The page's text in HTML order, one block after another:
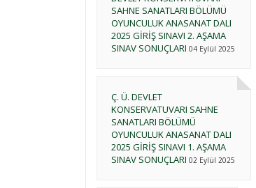
SAHNE SANATLARI BÖLÜMÜ
OYUNCULUK ANASANAT DALI
2025 GİRİŞ SINAVI 2. AŞAMA
SINAV SONUÇLARI 04 Eylül 2025
Ç. Ü. DEVLET
KONSERVATUVARI SAHNE
SANATLARI BÖLÜMÜ
OYUNCULUK ANASANAT DALI
2025 GİRİŞ SINAVI 1. AŞAMA
SINAV SONUÇLARI 02 Eylül 2025